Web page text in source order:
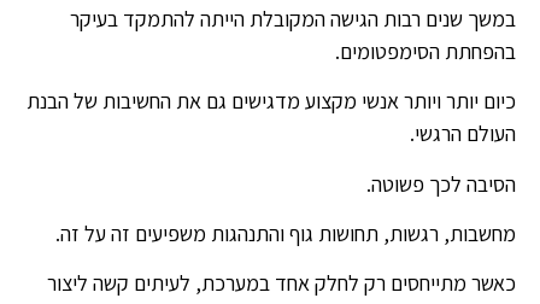
במשך שנים רבות הגישה המקובלת הייתה להתמקד בעיקר
בהפחתת הסימפטומים.
כיום יותר ויותר אנשי מקצוע מדגישים גם את החשיבות של הבנת
העולם הרגשי.
הסיבה לכך פשוטה.
מחשבות, רגשות, תחושות גוף והתנהגות משפיעים זה על זה.
כאשר מתייחסים רק לחלק אחד במערכת, לעיתים קשה ליצור